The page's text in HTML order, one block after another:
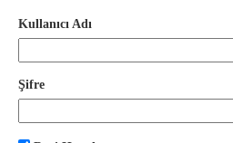
Kullanıcı Adı
Şifre